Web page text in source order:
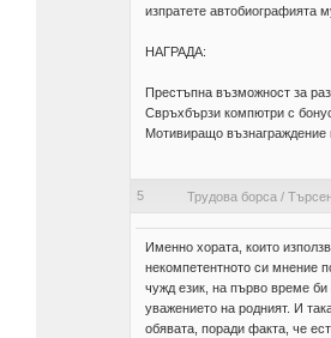
изпратете автобиографията
НАГРАДА:
Престъпна възможност за
Свръхбързи компютри с
Мотивиращо възнаграждение
5 Трудова борса /
Именно хората, които
некомпетентното си мнение
чужд език, на първо време би
уважението на родният. И
обявата, поради факта, че